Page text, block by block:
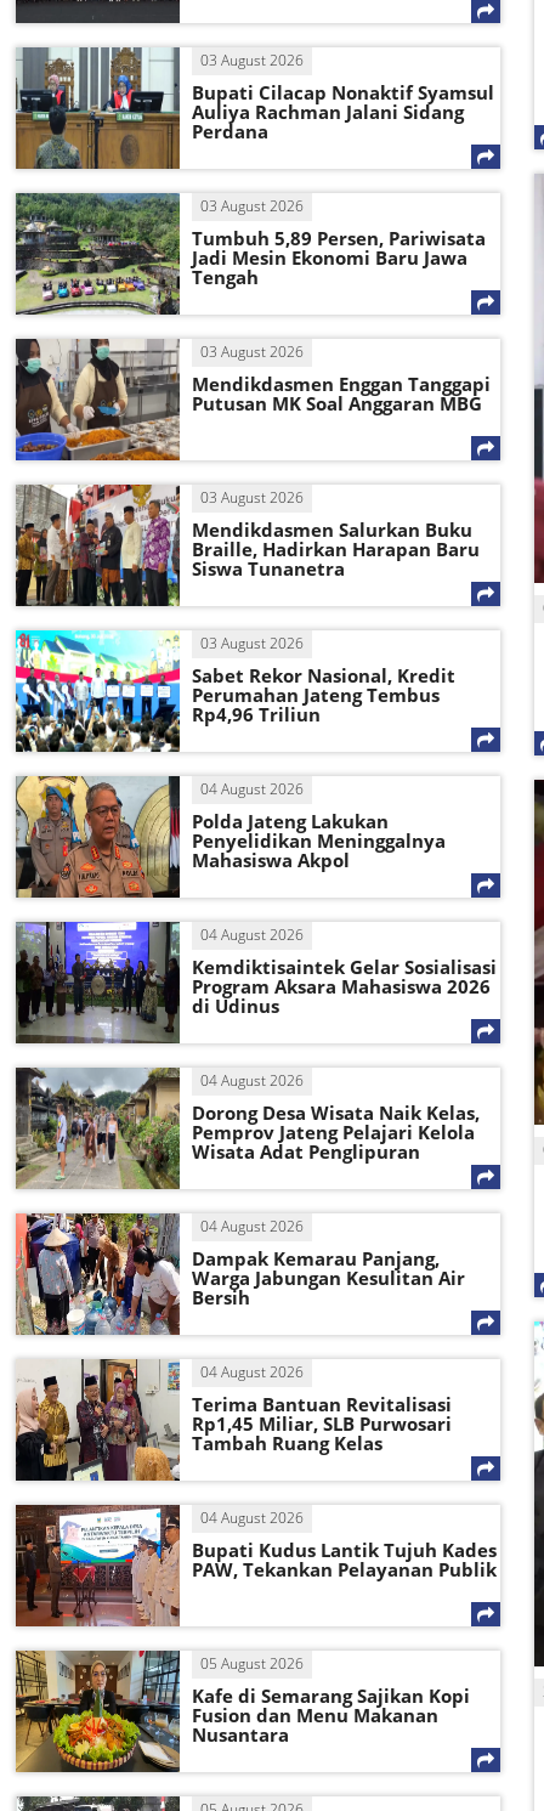
03 August 2026
Bupati Cilacap Nonaktif Syamsul
Auliya Rachman Jalani Sidang
Perdana
03 August 2026
Tumbuh 5,89 Persen, Pariwisata
Jadi Mesin Ekonomi Baru Jawa
Tengah
03 August 2026
Mendikdasmen Enggan Tanggapi
Putusan MK Soal Anggaran MBG
03 August 2026
Mendikdasmen Salurkan Buku
Braille, Hadirkan Harapan Baru
Siswa Tunanetra
03 August 2026
Sabet Rekor Nasional, Kredit
Perumahan Jateng Tembus
Rp4,96 Triliun
04 August 2026
Polda Jateng Lakukan
Penyelidikan Meninggalnya
Mahasiswa Akpol
04 August 2026
Kemdiktisaintek Gelar Sosialisasi
Program Aksara Mahasiswa 2026
di Udinus
04 August 2026
Dorong Desa Wisata Naik Kelas,
Pemprov Jateng Pelajari Kelola
Wisata Adat Penglipuran
04 August 2026
Dampak Kemarau Panjang,
Warga Jabungan Kesulitan Air
Bersih
04 August 2026
Terima Bantuan Revitalisasi
Rp1,45 Miliar, SLB Purwosari
Tambah Ruang Kelas
04 August 2026
Bupati Kudus Lantik Tujuh Kades
PAW, Tekankan Pelayanan Publik
05 August 2026
Kafe di Semarang Sajikan Kopi
Fusion dan Menu Makanan
Nusantara